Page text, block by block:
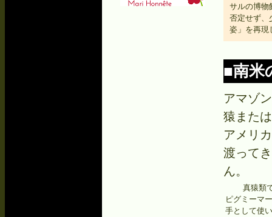
サルの博物
否定せず、
姿」を再現
■南米
アマゾ
猿また
アメリ
渡って
ん。
真猿類で
ピグミーマ
手として使